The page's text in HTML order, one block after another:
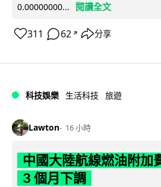
0.00000000...
閱讀全文
311 62 ↗ 分享
科技娛樂 生活科技 旅遊
Lawton 16 小時
中國大陸航線燃油附加
3 個月下調